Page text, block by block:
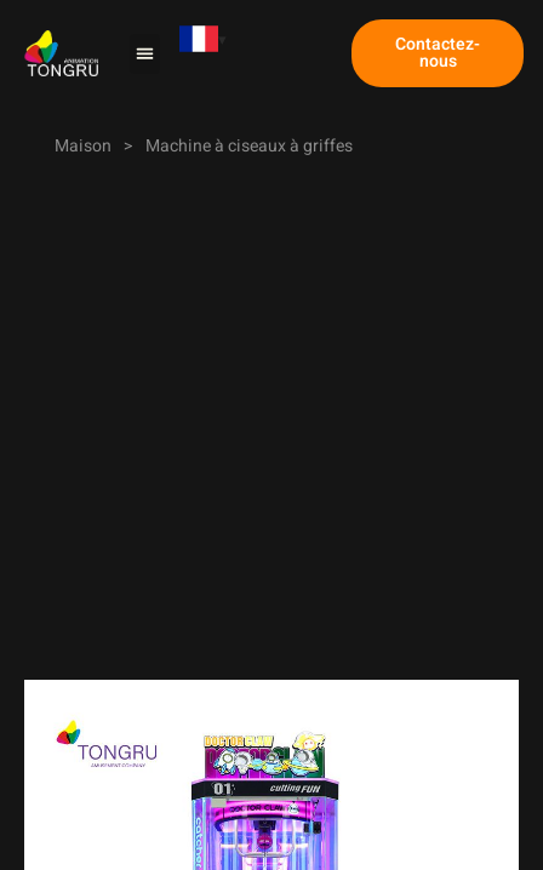
Contactez-
nous
Maison > Machine à ciseaux à griffes